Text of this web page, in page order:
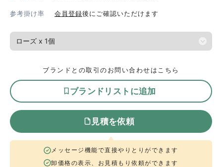
参考掛け率 会員登録後にご確認いただけます
ブランドとの取引のお問い合わせはこちら
ブランドリストに追加
見積を依頼
メッセージ機能で直接やりとりができます
卸価格の表示、お見積もり依頼ができます